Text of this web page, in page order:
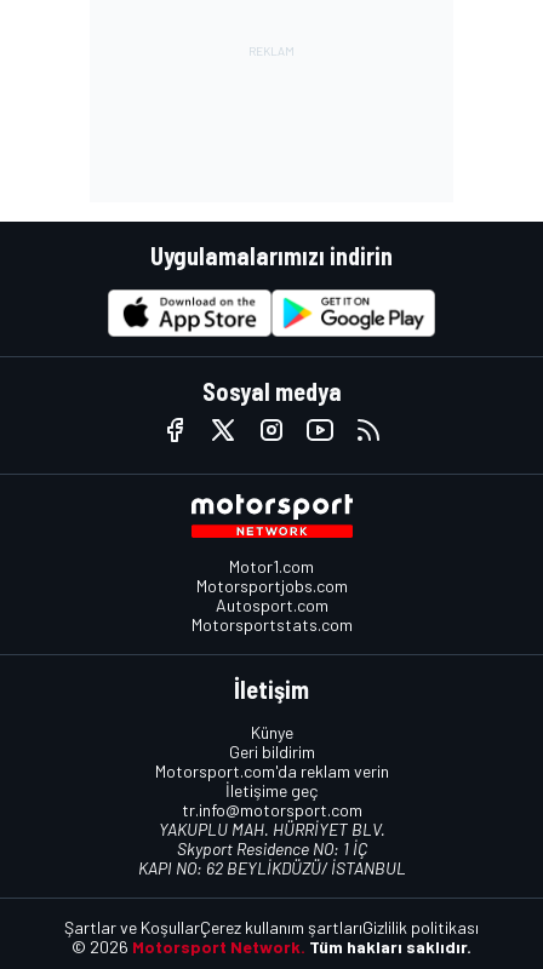
Uygulamalarımızı indirin
Sosyal medya
Motor1.com
Motorsportjobs.com
Autosport.com
Motorsportstats.com
İletişim
Künye
Geri bildirim
Motorsport.com'da reklam verin
İletişime geç
tr.info@motorsport.com
YAKUPLU MAH. HÜRRİYET BLV.
Skyport Residence NO: 1 İÇ
KAPI NO: 62 BEYLİKDÜZÜ/ İSTANBUL
© 2026 Motorsport Network. Tüm hakları saklıdır.
Şartlar ve KoşullarÇerez kullanım şartlarıGizlilik politikası